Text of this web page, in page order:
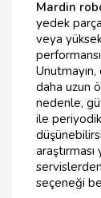
Mardin
yedek
veya
daha uzun
nedenle,
ile periyodik
seçeneği